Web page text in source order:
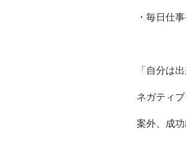
・毎日仕
「自分は
ネガティ
案外、成